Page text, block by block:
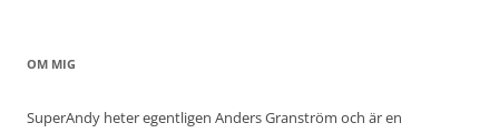
OM MIG
SuperAndy heter egentligen Anders Granström och är en